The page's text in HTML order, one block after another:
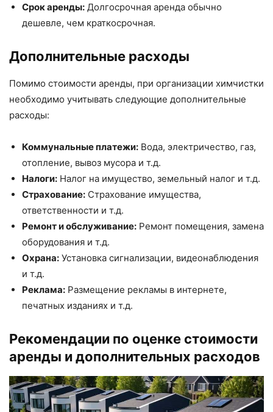
Срок аренды: Долгосрочная аренда обычно
дешевле, чем краткосрочная.
Дополнительные расходы
Помимо стоимости аренды, при организации химчистки
необходимо учитывать следующие дополнительные
расходы:
Коммунальные платежи: Вода, электричество, газ,
отопление, вывоз мусора и т.д.
Налоги: Налог на имущество, земельный налог и т.д.
Страхование: Страхование имущества,
ответственности и т.д.
Ремонт и обслуживание: Ремонт помещения, замена
оборудования и т.д.
Охрана: Установка сигнализации, видеонаблюдения
и т.д.
Реклама: Размещение рекламы в интернете,
печатных изданиях и т.д.
Рекомендации по оценке стоимости
аренды и дополнительных расходов